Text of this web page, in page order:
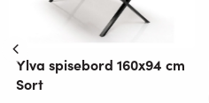
Ylva spisebord 160x94 cm
Sort